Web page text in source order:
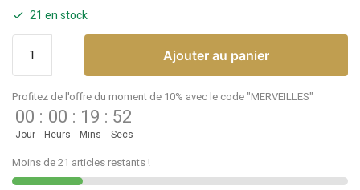
21 en stock
Ajouter au panier
Profitez de l'offre du moment de 10% avec le code "MERVEILLES"
00
Jour
: 00
Heurs
: 19
Mins
: 52
Secs
Moins de 21 articles restants !